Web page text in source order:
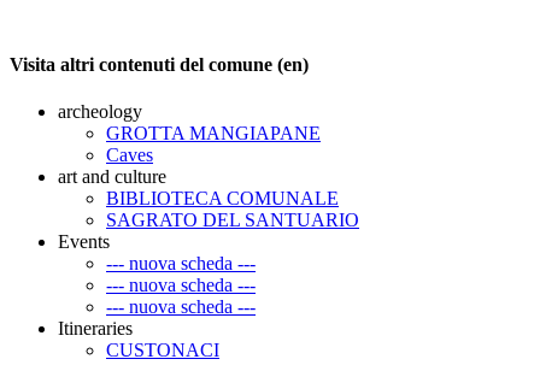
Visita altri contenuti del comune (en)
archeology
GROTTA MANGIAPANE
Caves
art and culture
BIBLIOTECA COMUNALE
SAGRATO DEL SANTUARIO
Events
--- nuova scheda ---
--- nuova scheda ---
--- nuova scheda ---
Itineraries
CUSTONACI